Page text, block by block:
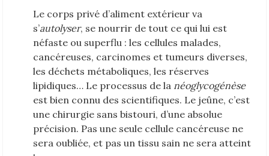
Le corps privé d’aliment extérieur va
s’autolyser, se nourrir de tout ce qui lui est
néfaste ou superflu : les cellules malades,
cancéreuses, carcinomes et tumeurs diverses,
les déchets métaboliques, les réserves
lipidiques… Le processus de la néoglycogénèse
est bien connu des scientifiques. Le jeûne, c’est
une chirurgie sans bistouri, d’une absolue
précision. Pas une seule cellule cancéreuse ne
sera oubliée, et pas un tissu sain ne sera atteint